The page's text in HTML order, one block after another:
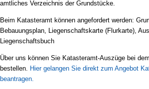
amtliches Verzeichnis der Grundstücke.
Beim Katasteramt können angefordert werden:
Bebauungsplan, Liegenschaftskarte (Flurkarte),
Liegenschaftsbuch
Über uns können Sie Katasteramt-Auszüge bei
bestellen. Hier gelangen Sie direkt zum Angebot
beantragen.